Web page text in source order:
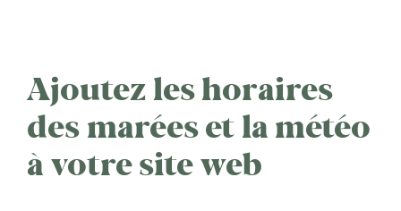
Ajoutez les horaires
des marées et la météo
à votre site web